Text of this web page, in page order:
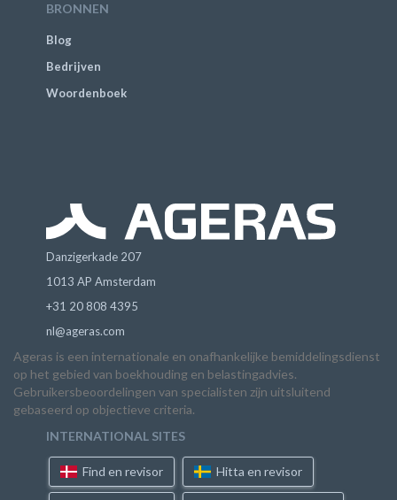
BRONNEN
Blog
Bedrijven
Woordenboek
Danzigerkade 207
1013 AP Amsterdam
+31 20 808 4395
nl@ageras.com
Ageras is een internationale en onafhankelijke bemiddelingsdienst
op het gebied van boekhouding en belastingadvies.
Gebruikersbeoordelingen van specialisten zijn uitsluitend
gebaseerd op objectieve criteria.
INTERNATIONAL SITES
Find en revisor Hitta en revisor